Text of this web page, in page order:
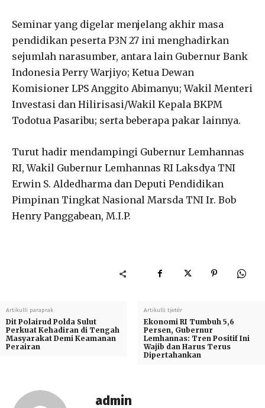
Seminar yang digelar menjelang akhir masa
pendidikan peserta P3N 27 ini menghadirkan
sejumlah narasumber, antara lain Gubernur Bank
Indonesia Perry Warjiyo; Ketua Dewan
Komisioner LPS Anggito Abimanyu; Wakil Menteri
Investasi dan Hilirisasi/Wakil Kepala BKPM
Todotua Pasaribu; serta beberapa pakar lainnya.
Turut hadir mendampingi Gubernur Lemhannas
RI, Wakil Gubernur Lemhannas RI Laksdya TNI
Erwin S. Aldedharma dan Deputi Pendidikan
Pimpinan Tingkat Nasional Marsda TNI Ir. Bob
Henry Panggabean, M.I.P.
Artikulli paraprak
Dit Polairud Polda Sulut
Perkuat Kehadiran di Tengah
Masyarakat Demi Keamanan
Perairan
Artikulli tjetër
Ekonomi RI Tumbuh 5,6
Persen, Gubernur
Lemhannas: Tren Positif Ini
Wajib dan Harus Terus
Dipertahankan
admin